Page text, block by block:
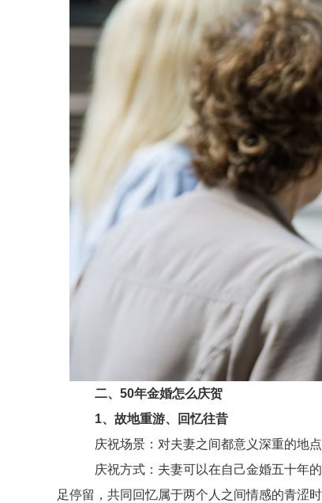
二、50年金婚怎么庆贺
1、故地重游、回忆往昔
庆祝场景：对夫妻之间都意义深重的地点
庆祝方式：夫妻可以在自己金婚五十年的
足停留，共同回忆属于两个人之间情感的青涩